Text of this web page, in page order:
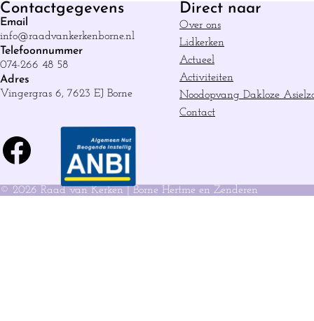
Contactgegevens
Email
info@raadvankerkenborne.nl
Telefoonnummer
074-266 48 58
Adres
Vingergras 6, 7623 EJ Borne
Facebook
Direct naar
Over ons
Lidkerken
Actueel
Activiteiten
Noodopvang Dakloze
Contact
© 2026 Raad van Kerken | Borne Hertme en Zenderen